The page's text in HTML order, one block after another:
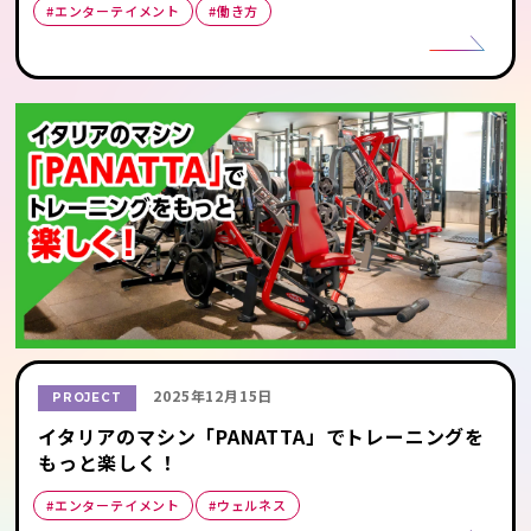
#エンターテイメント #働き方
PROJECT 2025年12月15日
イタリアのマシン「PANATTA」でトレーニングを
もっと楽しく！
#エンターテイメント #ウェルネス